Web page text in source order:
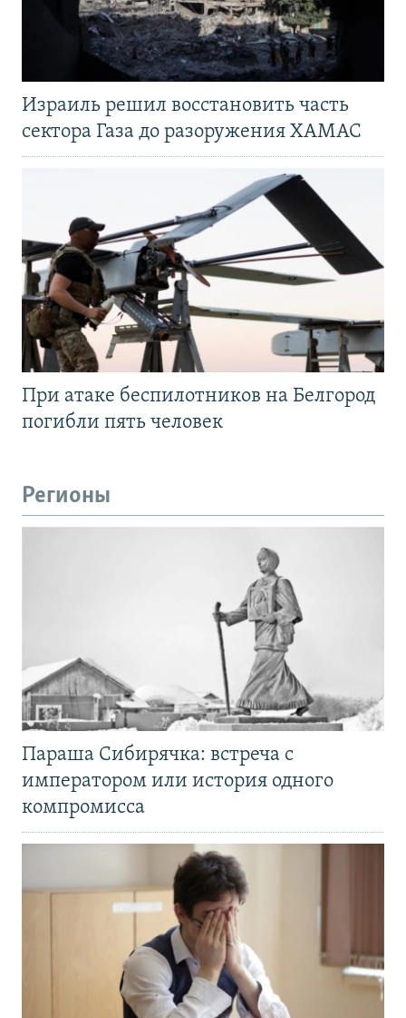
Израиль решил восстановить часть
сектора Газа до разоружения ХАМАС
При атаке беспилотников на Белгород
погибли пять человек
Регионы
Параша Сибирячка: встреча с
императором или история одного
компромисса